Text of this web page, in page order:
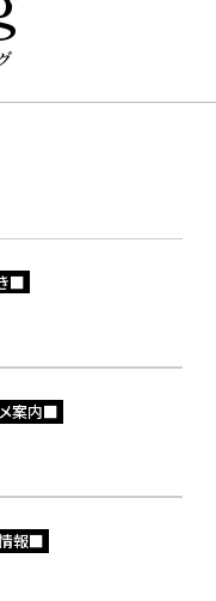
■
案内■
報■